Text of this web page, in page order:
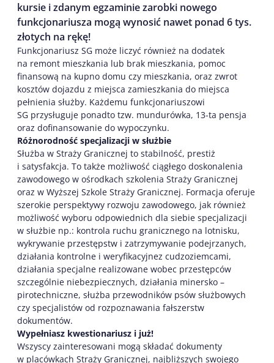
kursie i zdanym egzaminie zarobki nowego
funkcjonariusza mogą wynosić nawet ponad 6 tys.
złotych na rękę!
Funkcjonariusz SG może liczyć również na dodatek
na remont mieszkania lub brak mieszkania, pomoc
finansową na kupno domu czy mieszkania, oraz zwrot
kosztów dojazdu z miejsca zamieszkania do miejsca
pełnienia służby. Każdemu funkcjonariuszowi
SG przysługuje ponadto tzw. mundurówka, 13-ta pensja
oraz dofinansowanie do wypoczynku.
Różnorodność specjalizacji w służbie
Służba w Straży Granicznej to stabilność, prestiż
i satysfakcja. To także możliwość ciągłego doskonalenia
zawodowego w ośrodkach szkolenia Straży Granicznej
oraz w Wyższej Szkole Straży Granicznej. Formacja oferuje
szerokie perspektywy rozwoju zawodowego, jak również
możliwość wyboru odpowiednich dla siebie specjalizacji
w służbie np.: kontrola ruchu granicznego na lotnisku,
wykrywanie przestępstw i zatrzymywanie podejrzanych,
działania kontrolne i weryfikacyjnez cudzoziemcami,
działania specjalne realizowane wobec przestępców
szczególnie niebezpiecznych, działania minersko –
pirotechniczne, służba przewodników psów służbowych
czy specjalistów od rozpoznawania fałszerstw
dokumentów.
Wypełniasz kwestionariusz i już!
Wszyscy zainteresowani mogą składać dokumenty
w placówkach Straży Granicznej, najbliższych swojego